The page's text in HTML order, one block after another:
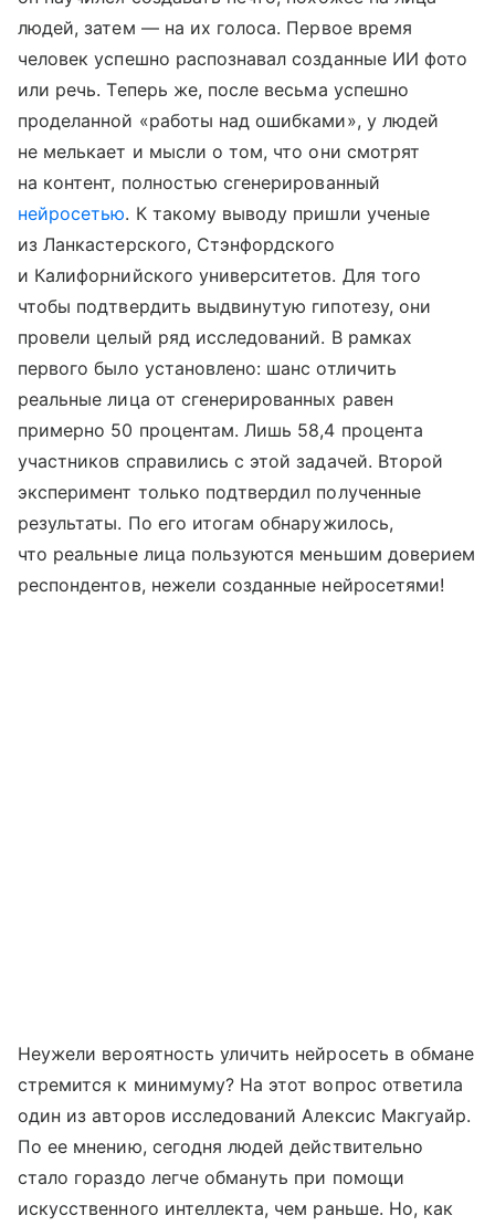
людей, затем — на их голоса. Первое время
человек успешно распознавал созданные ИИ фото
или речь. Теперь же, после весьма успешно
проделанной «работы над ошибками», у людей
не мелькает и мысли о том, что они смотрят
на контент, полностью сгенерированный
нейросетью. К такому выводу пришли ученые
из Ланкастерского, Стэнфордского
и Калифорнийского университетов. Для того
чтобы подтвердить выдвинутую гипотезу, они
провели целый ряд исследований. В рамках
первого было установлено: шанс отличить
реальные лица от сгенерированных равен
примерно 50 процентам. Лишь 58,4 процента
участников справились с этой задачей. Второй
эксперимент только подтвердил полученные
результаты. По его итогам обнаружилось,
что реальные лица пользуются меньшим доверием
респондентов, нежели созданные нейросетями!
Неужели вероятность уличить нейросеть в обмане
стремится к минимуму? На этот вопрос ответила
один из авторов исследований Алексис Макгуайр.
По ее мнению, сегодня людей действительно
стало гораздо легче обмануть при помощи
искусственного интеллекта, чем раньше. Но, как